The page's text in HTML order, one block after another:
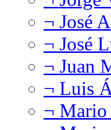
¬ José
¬ José
¬ Juan
¬ Luis
¬